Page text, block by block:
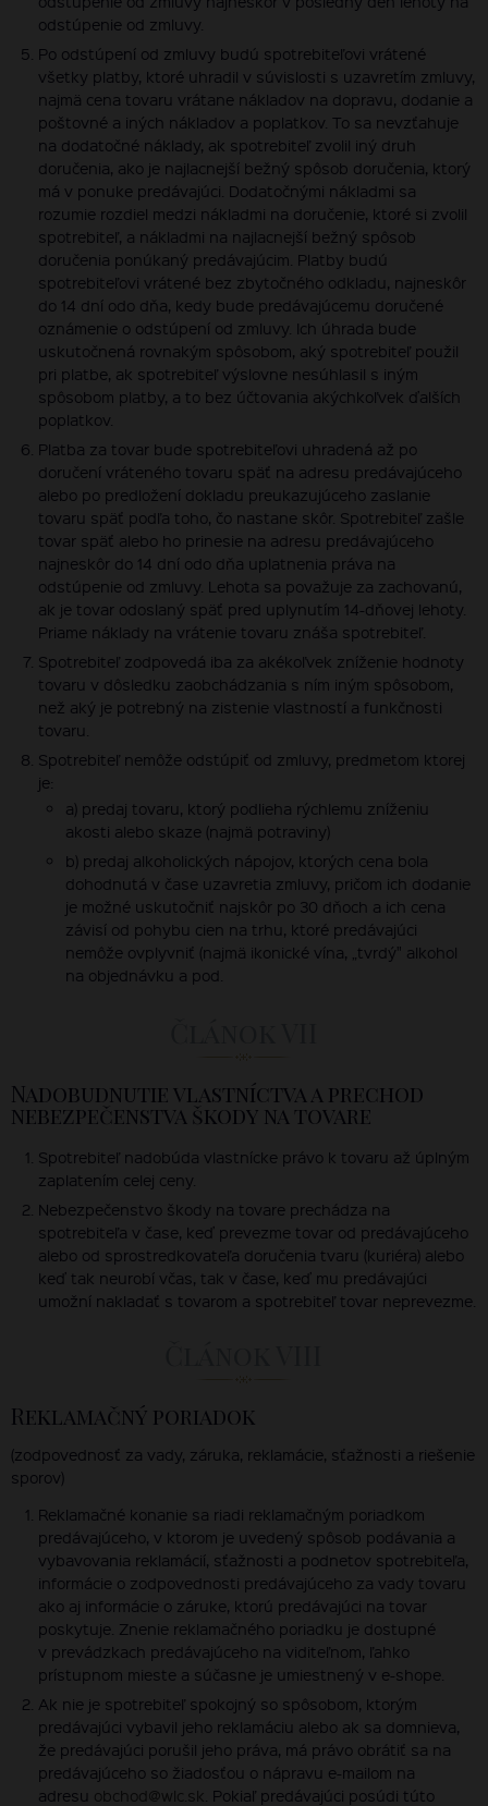
odstúpenie od zmluvy.
Po odstúpení od zmluvy budú spotrebiteľovi vrátené
všetky platby, ktoré uhradil v súvislosti s uzavretím zmluvy,
najmä cena tovaru vrátane nákladov na dopravu, dodanie a
poštovné a iných nákladov a poplatkov. To sa nevzťahuje
na dodatočné náklady, ak spotrebiteľ zvolil iný druh
doručenia, ako je najlacnejší bežný spôsob doručenia, ktorý
má v ponuke predávajúci. Dodatočnými nákladmi sa
rozumie rozdiel medzi nákladmi na doručenie, ktoré si zvolil
spotrebiteľ, a nákladmi na najlacnejší bežný spôsob
doručenia ponúkaný predávajúcim. Platby budú
spotrebiteľovi vrátené bez zbytočného odkladu, najneskôr
do 14 dní odo dňa, kedy bude predávajúcemu doručené
oznámenie o odstúpení od zmluvy. Ich úhrada bude
uskutočnená rovnakým spôsobom, aký spotrebiteľ použil
pri platbe, ak spotrebiteľ výslovne nesúhlasil s iným
spôsobom platby, a to bez účtovania akýchkoľvek ďalších
poplatkov.
Platba za tovar bude spotrebiteľovi uhradená až po
doručení vráteného tovaru späť na adresu predávajúceho
alebo po predložení dokladu preukazujúceho zaslanie
tovaru späť podľa toho, čo nastane skôr. Spotrebiteľ zašle
tovar späť alebo ho prinesie na adresu predávajúceho
najneskôr do 14 dní odo dňa uplatnenia práva na
odstúpenie od zmluvy. Lehota sa považuje za zachovanú,
ak je tovar odoslaný späť pred uplynutím 14-dňovej lehoty.
Priame náklady na vrátenie tovaru znáša spotrebiteľ.
Spotrebiteľ zodpovedá iba za akékoľvek zníženie hodnoty
tovaru v dôsledku zaobchádzania s ním iným spôsobom,
než aký je potrebný na zistenie vlastností a funkčnosti
tovaru.
Spotrebiteľ nemôže odstúpiť od zmluvy, predmetom ktorej
je:
a) predaj tovaru, ktorý podlieha rýchlemu zníženiu
akosti alebo skaze (najmä potraviny)
b) predaj alkoholických nápojov, ktorých cena bola
dohodnutá v čase uzavretia zmluvy, pričom ich dodanie
je možné uskutočniť najskôr po 30 dňoch a ich cena
závisí od pohybu cien na trhu, ktoré predávajúci
nemôže ovplyvniť (najmä ikonické vína, „tvrdý" alkohol
na objednávku a pod.
Nadobudnutie vlastníctva a prechod
nebezpečenstva škody na tovare
Spotrebiteľ nadobúda vlastnícke právo k tovaru až úplným
zaplatením celej ceny.
Nebezpečenstvo škody na tovare prechádza na
spotrebiteľa v čase, keď prevezme tovar od predávajúceho
alebo od sprostredkovateľa doručenia tvaru (kuriéra) alebo
keď tak neurobí včas, tak v čase, keď mu predávajúci
umožní nakladať s tovarom a spotrebiteľ tovar neprevezme.
Reklamačný poriadok
(zodpovednosť za vady, záruka, reklamácie, sťažnosti a riešenie
sporov)
Reklamačné konanie sa riadi reklamačným poriadkom
predávajúceho, v ktorom je uvedený spôsob podávania a
vybavovania reklamácií, sťažnosti a podnetov spotrebiteľa,
informácie o zodpovednosti predávajúceho za vady tovaru
ako aj informácie o záruke, ktorú predávajúci na tovar
poskytuje. Znenie reklamačného poriadku je dostupné
v prevádzkach predávajúceho na viditeľnom, ľahko
prístupnom mieste a súčasne je umiestnený v e-shope.
Ak nie je spotrebiteľ spokojný so spôsobom, ktorým
predávajúci vybavil jeho reklamáciu alebo ak sa domnieva,
že predávajúci porušil jeho práva, má právo obrátiť sa na
predávajúceho so žiadosťou o nápravu e-mailom na
adresu obchod@wlc.sk . Pokiaľ predávajúci posúdi túto